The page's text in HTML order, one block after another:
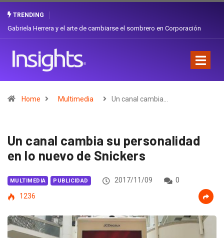
TRENDING
¿Cambiar de agencia mejora una marca? La discusión que atraviesa a
Home Multimedia Un canal cambia…
Un canal cambia su personalidad
en lo nuevo de Snickers
MULTIMEDIA PUBLICIDAD 2017/11/09
0
1236